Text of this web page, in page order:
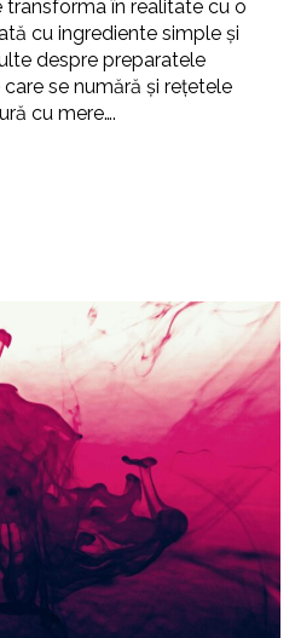
în realitate cu o
cu ingrediente simple și
despre preparatele
se numără și rețetele
cu mere….